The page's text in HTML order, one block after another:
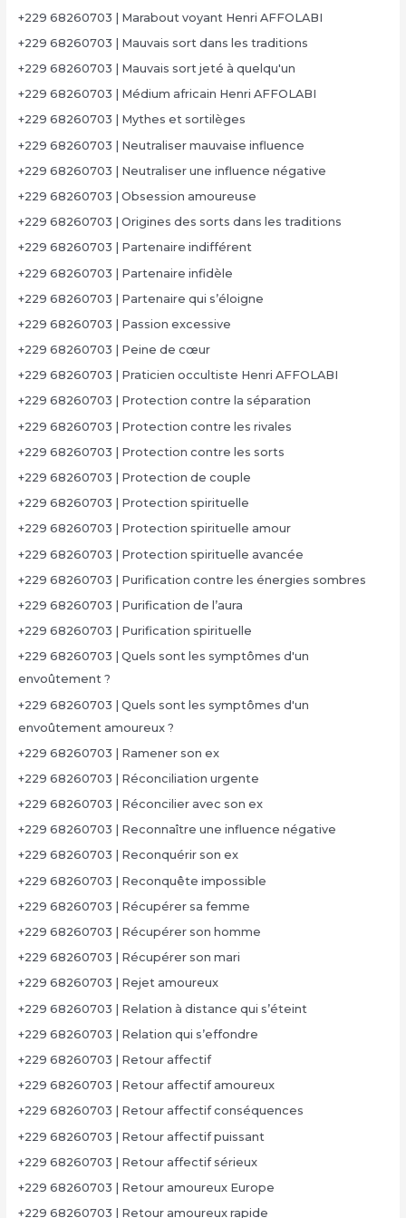
+229 68260703 | Marabout voyant Henri AFFOLABI
+229 68260703 | Mauvais sort dans les traditions
+229 68260703 | Mauvais sort jeté à quelqu'un
+229 68260703 | Médium africain Henri AFFOLABI
+229 68260703 | Mythes et sortilèges
+229 68260703 | Neutraliser mauvaise influence
+229 68260703 | Neutraliser une influence négative
+229 68260703 | Obsession amoureuse
+229 68260703 | Origines des sorts dans les traditions
+229 68260703 | Partenaire indifférent
+229 68260703 | Partenaire infidèle
+229 68260703 | Partenaire qui s’éloigne
+229 68260703 | Passion excessive
+229 68260703 | Peine de cœur
+229 68260703 | Praticien occultiste Henri AFFOLABI
+229 68260703 | Protection contre la séparation
+229 68260703 | Protection contre les rivales
+229 68260703 | Protection contre les sorts
+229 68260703 | Protection de couple
+229 68260703 | Protection spirituelle
+229 68260703 | Protection spirituelle amour
+229 68260703 | Protection spirituelle avancée
+229 68260703 | Purification contre les énergies sombres
+229 68260703 | Purification de l’aura
+229 68260703 | Purification spirituelle
+229 68260703 | Quels sont les symptômes d'un
envoûtement ?
+229 68260703 | Quels sont les symptômes d'un
envoûtement amoureux ?
+229 68260703 | Ramener son ex
+229 68260703 | Réconciliation urgente
+229 68260703 | Réconcilier avec son ex
+229 68260703 | Reconnaître une influence négative
+229 68260703 | Reconquérir son ex
+229 68260703 | Reconquête impossible
+229 68260703 | Récupérer sa femme
+229 68260703 | Récupérer son homme
+229 68260703 | Récupérer son mari
+229 68260703 | Rejet amoureux
+229 68260703 | Relation à distance qui s’éteint
+229 68260703 | Relation qui s’effondre
+229 68260703 | Retour affectif
+229 68260703 | Retour affectif amoureux
+229 68260703 | Retour affectif conséquences
+229 68260703 | Retour affectif puissant
+229 68260703 | Retour affectif sérieux
+229 68260703 | Retour amoureux Europe
+229 68260703 | Retour amoureux rapide